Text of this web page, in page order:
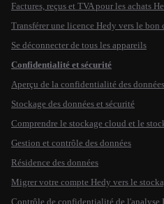
Factures, reçus et TVA pour les achats
Transférer une licence Hedy vers le bon
Se déconnecter de tous les appareils
Confidentialité et sécurité
Aperçu de la confidentialité des données
Stockage des données et sécurité
Comprendre le stockage cloud et le
Gestion et contrôle des données
Résidence des données
Migrer votre compte Hedy vers le
Contrôle de confidentialité de l'analyse